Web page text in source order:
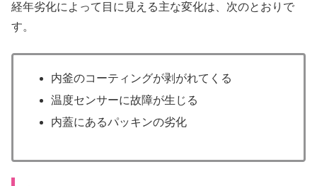
経年劣化によって目に見える主な変化は、次のとおりで
す。
内釜のコーティングが剥がれてくる
温度センサーに故障が生じる
内蓋にあるパッキンの劣化